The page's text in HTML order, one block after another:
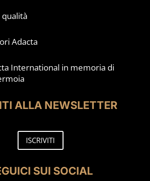
qualità
Adacta
International in memoria di
ALLA NEWSLETTER
ISCRIVITI
SUI SOCIAL